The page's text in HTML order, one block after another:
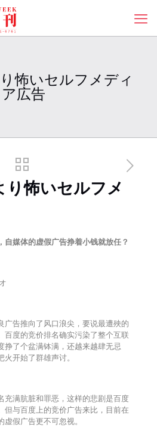
怖いセルフメディ
ア広告
り怖いセルフメ
自媒体的虚假广告挣着小钱就放任？
广告推向了风口浪尖，要说最遭殃的
百度的竞价排名确实污染了整个互联
挣了个盆满钵满，还越来越肆无忌
开始了群雄声讨。
充满肮脏和罪恶，这样的悲剧是百度
但与百度上的竞价广告来比，目前在
假广告更不可忽视。